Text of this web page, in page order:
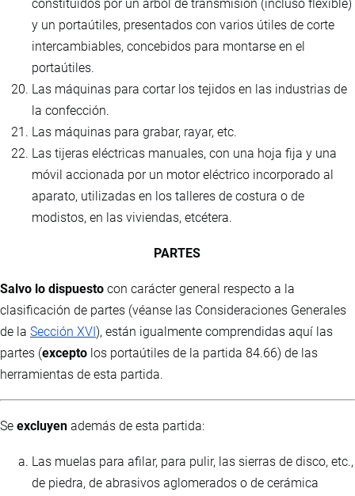
constituidos por un árbol de transmisión (incluso flexible)
y un portaútiles, presentados con varios útiles de corte
intercambiables, concebidos para montarse en el
portaútiles.
Las máquinas para cortar los tejidos en las industrias de
la confección.
Las máquinas para grabar, rayar, etc.
Las tijeras eléctricas manuales, con una hoja fija y una
móvil accionada por un motor eléctrico incorporado al
aparato, utilizadas en los talleres de costura o de
modistos, en las viviendas, etcétera.
PARTES
Salvo lo dispuesto con carácter general respecto a la
clasificación de partes (véanse las Consideraciones Generales
de la Sección XVI ), están igualmente comprendidas aquí las
partes (excepto los portaútiles de la partida 84.66) de las
herramientas de esta partida.
Se excluyen además de esta partida:
Las muelas para afilar, para pulir, las sierras de disco, etc.,
de piedra, de abrasivos aglomerados o de cerámica